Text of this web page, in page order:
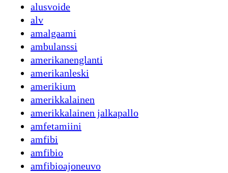
alusvoide
alv
amalgaami
ambulanssi
amerikanenglanti
amerikanleski
amerikium
amerikkalainen
amerikkalainen jalkapallo
amfetamiini
amfibi
amfibio
amfibioajoneuvo